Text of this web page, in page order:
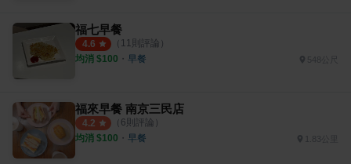
福七早餐
4.6 （ 11則評論）
均消 $100 ・ 早餐 548公尺
福來早餐 南京三民店
4.2 （ 6則評論）
均消 $100 ・ 早餐